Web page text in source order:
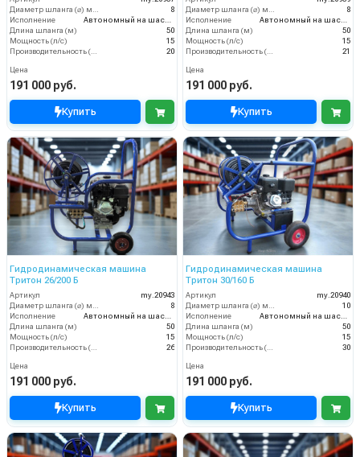
Диаметр шланга (⌀) мм:
8
Исполнение
Автономный на шасси
Длина шланга (м)
50
Мощность (л/с)
15
Производительность (л/мин)
20
Цена
191 000 руб.
Купить
Диаметр шланга (⌀) мм:
8
Исполнение
Автономный на шасси
Длина шланга (м)
50
Мощность (л/с)
15
Производительность (л/мин)
21
Цена
191 000 руб.
Купить
Гидродинамическая машина
Тритон 26/200 Б
Артикул
my.20943
Диаметр шланга (⌀) мм:
8
Исполнение
Автономный на шасси
Длина шланга (м)
50
Мощность (л/с)
15
Производительность (л/мин)
26
Цена
191 000 руб.
Купить
Гидродинамическая машина
Тритон 30/160 Б
Артикул
my.20940
Диаметр шланга (⌀) мм:
10
Исполнение
Автономный на шасси
Длина шланга (м)
50
Мощность (л/с)
15
Производительность (л/мин)
30
Цена
191 000 руб.
Купить